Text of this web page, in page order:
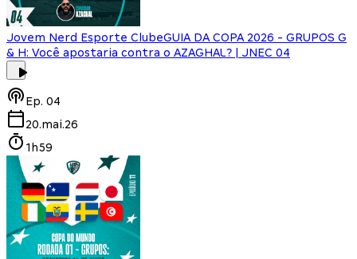
Jovem Nerd Esporte ClubeGUIA DA COPA 2026 - GRUPOS G
& H: Você apostaria contra o AZAGHAL? | JNEC 04
Ep. 04
20.mai.26
1h59